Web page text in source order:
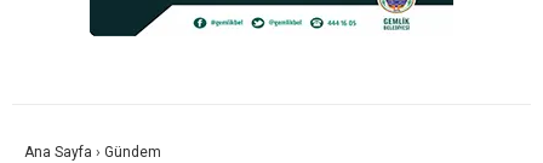
Ana Sayfa › Gündem